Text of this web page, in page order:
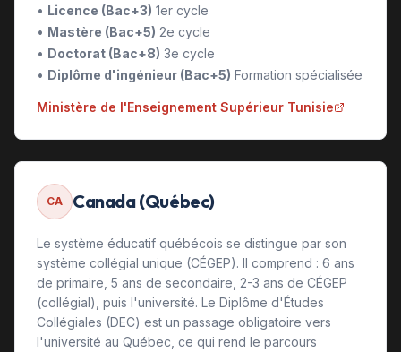
• Licence (Bac+3) 1er cycle
• Mastère (Bac+5) 2e cycle
• Doctorat (Bac+8) 3e cycle
• Diplôme d'ingénieur (Bac+5) Formation spécialisée
Ministère de l'Enseignement Supérieur Tunisie
CA Canada (Québec)
Le système éducatif québécois se distingue par son
système collégial unique (CÉGEP). Il comprend : 6 ans
de primaire, 5 ans de secondaire, 2-3 ans de CÉGEP
(collégial), puis l'université. Le Diplôme d'Études
Collégiales (DEC) est un passage obligatoire vers
l'université au Québec, ce qui rend le parcours